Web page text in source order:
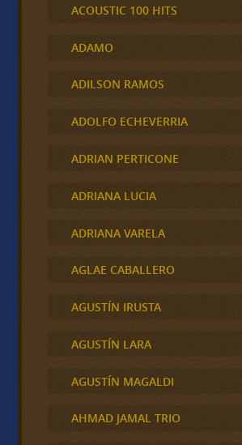
ACOUSTIC 100 HITS
ADAMO
ADILSON RAMOS
ADOLFO ECHEVERRIA
ADRIAN PERTICONE
ADRIANA LUCIA
ADRIANA VARELA
AGLAE CABALLERO
AGUSTÍN IRUSTA
AGUSTÍN LARA
AGUSTÍN MAGALDI
AHMAD JAMAL TRIO